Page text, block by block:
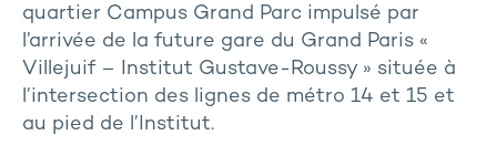
quartier Campus Grand Parc impulsé par
l’arrivée de la future gare du Grand Paris «
Villejuif – Institut Gustave-Roussy » située à
l’intersection des lignes de métro 14 et 15 et
au pied de l’Institut.